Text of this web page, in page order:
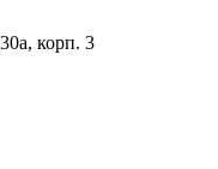
корп. 3